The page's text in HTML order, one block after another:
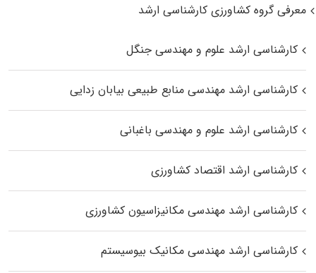
معرفی گروه کشاورزی کارشناسی ارشد
کارشناسی ارشد علوم و مهندسی جنگل
کارشناسی ارشد مهندسی منابع طبیعی بیابان زدایی
کارشناسی ارشد علوم و مهندسی باغبانی
کارشناسی ارشد اقتصاد کشاورزی
کارشناسی ارشد مهندسی مکانیزاسیون کشاورزی
کارشناسی ارشد مهندسی مکانیک بیوسیستم